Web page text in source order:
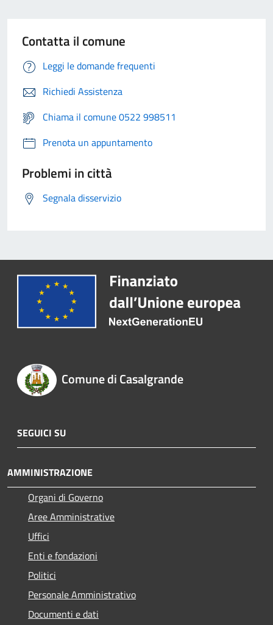
Contatta il comune
Leggi le domande frequenti
Richiedi Assistenza
Chiama il comune 0522 998511
Prenota un appuntamento
Problemi in città
Segnala disservizio
Comune di Casalgrande
SEGUICI SU
AMMINISTRAZIONE
Organi di Governo
Aree Amministrative
Uffici
Enti e fondazioni
Politici
Personale Amministrativo
Documenti e dati